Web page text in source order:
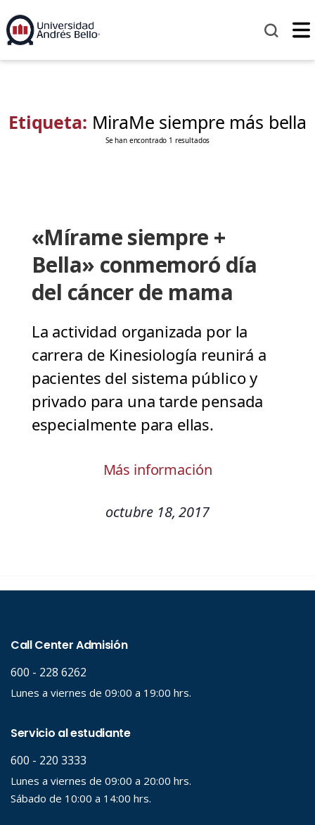
Etiqueta: MiraMe siempre más bella
Se han encontrado 1 resultados
«Mírame siempre +
Bella» conmemoró día
del cáncer de mama
La actividad organizada por la
carrera de Kinesiología reunirá a
pacientes del sistema público y
privado para una tarde pensada
especialmente para ellas.
Más información
octubre 18, 2017